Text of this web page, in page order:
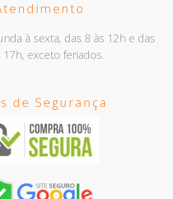
à sexta, das 8 às 12h e das
17h, exceto feriados.
de Segurança